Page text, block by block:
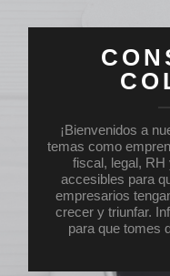
¡Bienvenidos a
temas como
fiscal, legal,
accesibles para
empresarios
crecer y triunfar.
para que tomes